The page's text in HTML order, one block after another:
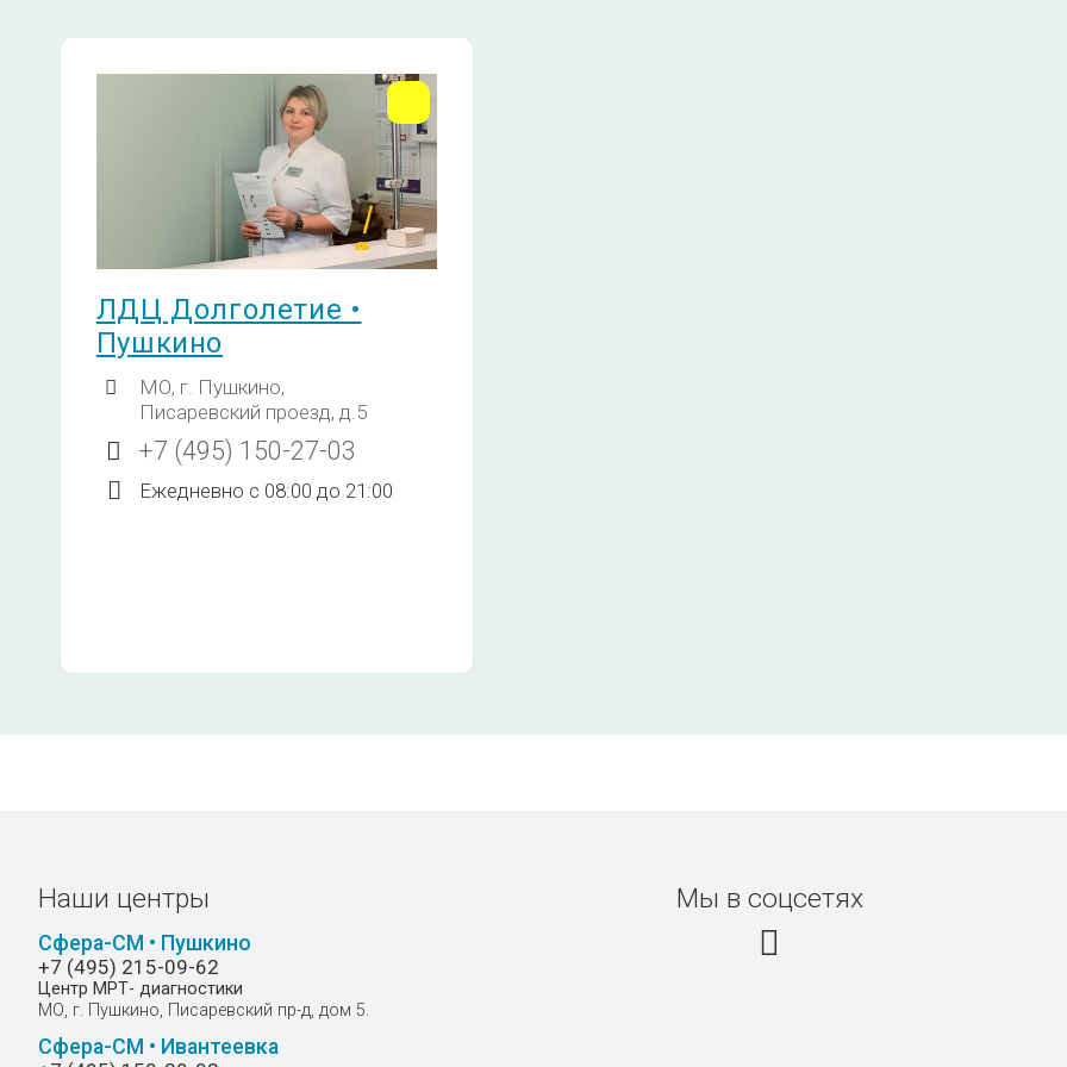
по Папаниколау, Рар-тест) 970
1450
жидкостной
5240
жидкостной
шейки матки A08.20.017
полости матки A08.20.004
молочной железы(правая)
ЛДЦ Долголетие •
Пушкино
МО, г. Пушкино,
Писаревский проезд, д.5
+7 (495) 150-27-03
Ежедневно с 08:00 до 21:00
Наши центры
Сфера-СМ • Пушкино
+7 (495) 215-09-62
Центр МРТ- диагностики
МО, г. Пушкино, Писаревский пр-д, дом 5.
Сфера-СМ • Ивантеевка
Мы в соцсетях